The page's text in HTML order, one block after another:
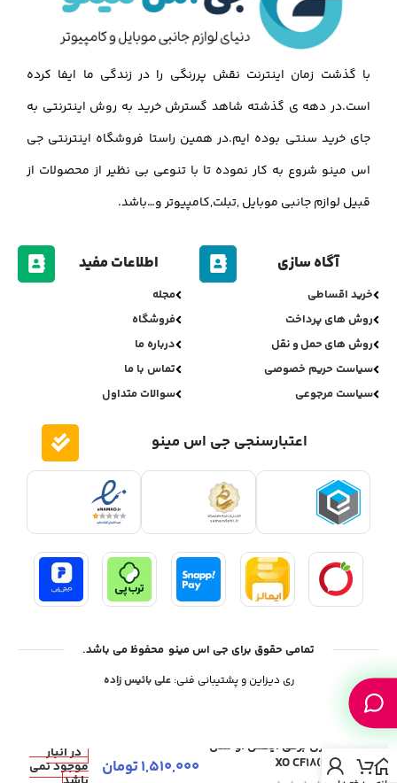
با گذشت زمان اینترنت نقش پررنگی را در زندگی ما ایفا کرده
است.در دهه ی گذشته شاهد گسترش خرید به روش اینترنتی به
جای خرید سنتی بوده ایم.در همین راستا فروشگاه اینترنتی جی
اس مینو شروع به کار نموده تا با تنوعی بی نظیر از محصولات از
قبیل لوازم جانبی موبایل ,تبلت,کامپیوتر و…باشد.
آگاه سازی
خرید اقساطی
روش های پرداخت
روش های حمل و نقل
سیاست حریم خصوصی
سیاست مرجوعی
اطلاعات مفید
مجله
فروشگاه
درباره ما
تماس با ما
سوالات متداول
اعتبارسنجی جی اس مینو
تمامی حقوق برای جی اس مینو محفوظ می باشد.
ری دیزاین و پشتیبانی فنی:علی بائیس زاده
بخاری برقی ایکس او مدل
XO CF18(EU)
1,510,000تومان
در انبار
موجود نمی